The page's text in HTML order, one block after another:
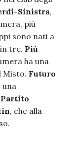
Sinistra,
più
sono nati a
tre. Più
ha una
Misto. Futuro
una
Partito
, che alla